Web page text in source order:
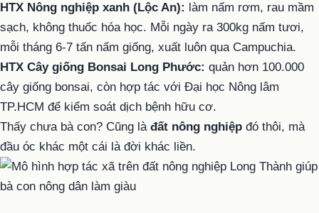
HTX Nông nghiệp xanh (Lộc An): làm nấm rơm, rau mầm
sạch, không thuốc hóa học. Mỗi ngày ra 300kg nấm tươi,
mỗi tháng 6-7 tấn nấm giống, xuất luôn qua Campuchia.
HTX Cây giống Bonsai Long Phước: quản hơn 100.000
cây giống bonsai, còn hợp tác với Đại học Nông lâm
TP.HCM để kiểm soát dịch bệnh hữu cơ.
Thấy chưa bà con? Cũng là đất nông nghiệp đó thôi, mà
đầu óc khác một cái là đời khác liền.